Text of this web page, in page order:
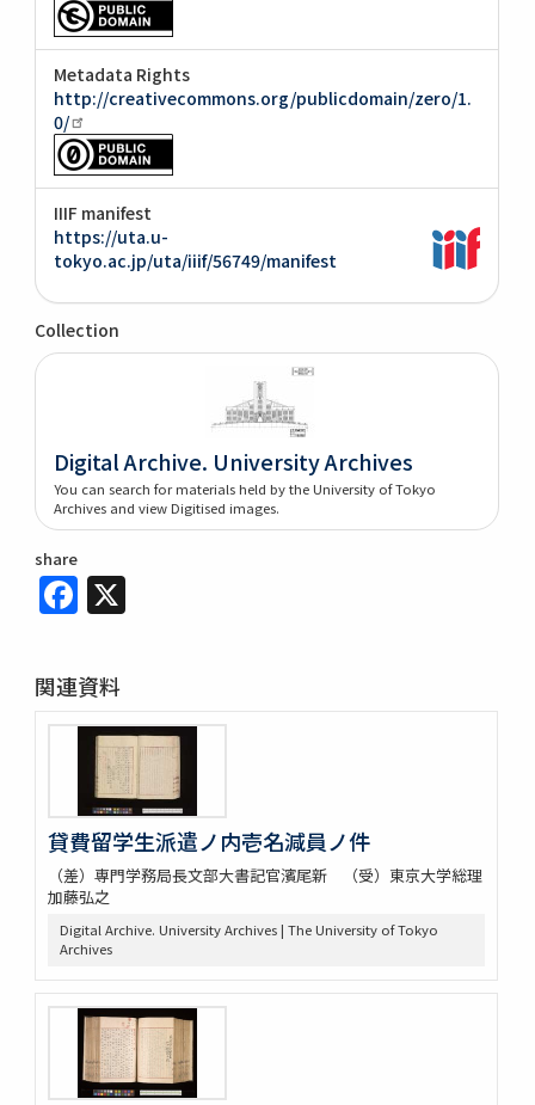
Metadata Rights
http://creativecommons.org/publicdomain/zero/1.
0/
IIIF manifest
https://uta.u-
tokyo.ac.jp/uta/iiif/56749/manifest
Collection
Digital Archive. University Archives
You can search for materials held by the University of Tokyo
Archives and view Digitised images.
share
Facebook
関連資料
貸費留学生派遣ノ内壱名減員ノ件
（差）専門学務局長文部大書記官濱尾新 （受）東京大学総理
加藤弘之
Digital Archive. University Archives | The University of Tokyo
Archives